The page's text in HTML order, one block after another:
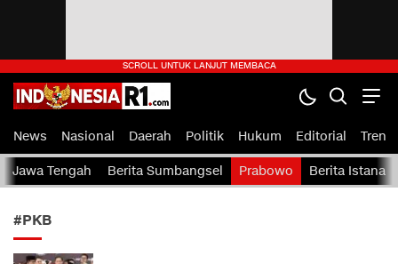
indonesiaR1.com
IndonesiaR1.com — Portal Berita Rakyat Indonesia
News Nasional Daerah Politik Hukum Editorial Tren
Jawa Tengah Berita Sumbangsel Prabowo Berita Istana
#PKB